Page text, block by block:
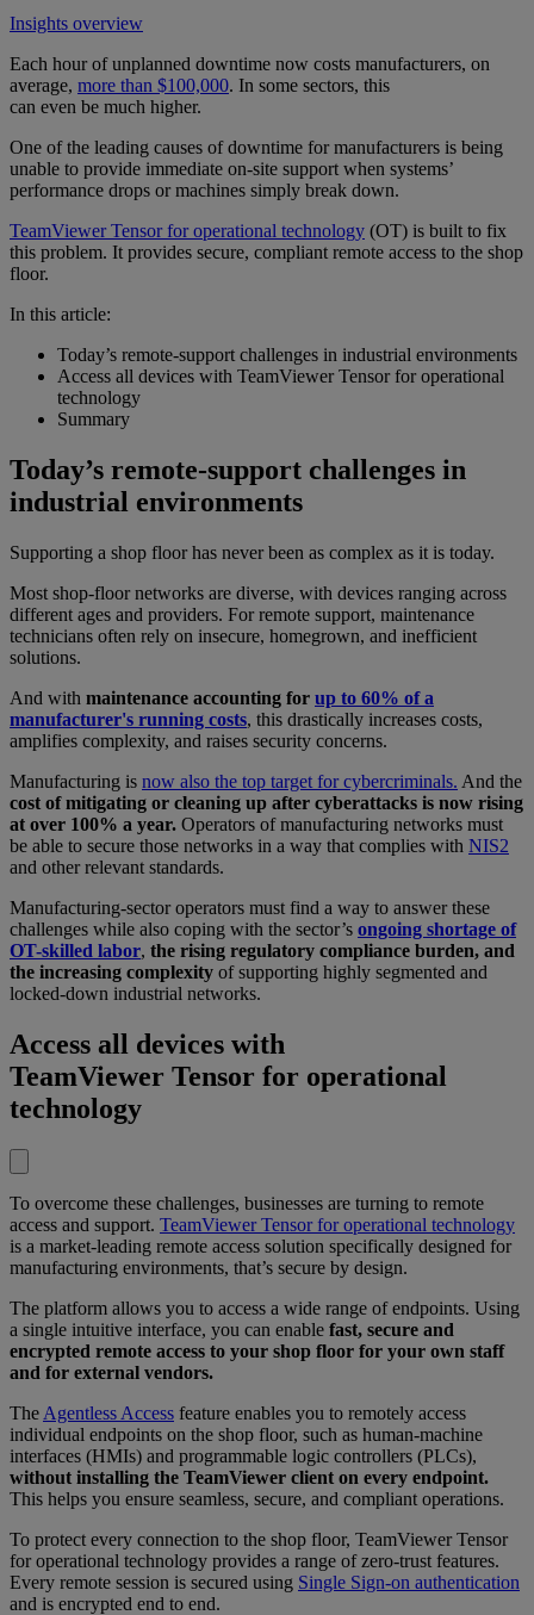
Insights overview
Each hour of unplanned downtime now costs manufacturers, on
average, more than $100,000. In some sectors, this
can even be much higher.
One of the leading causes of downtime for manufacturers is being
unable to provide immediate on-site support when systems’
performance drops or machines simply break down.
TeamViewer Tensor for operational technology (OT) is built to fix
this problem. It provides secure, compliant remote access to the shop
floor.
In this article:
Today’s remote-support challenges in industrial environments
Access all devices with TeamViewer Tensor for operational
technology
Summary
Today’s remote-support challenges in
industrial environments
Supporting a shop floor has never been as complex as it is today.
Most shop-floor networks are diverse, with devices ranging across
different ages and providers. For remote support, maintenance
technicians often rely on insecure, homegrown, and inefficient
solutions.
And with maintenance accounting for up to 60% of a
manufacturer's running costs, this drastically increases costs,
amplifies complexity, and raises security concerns.
Manufacturing is now also the top target for cybercriminals. And the
cost of mitigating or cleaning up after cyberattacks is now rising
at over 100% a year. Operators of manufacturing networks must
be able to secure those networks in a way that complies with NIS2
and other relevant standards.
Manufacturing-sector operators must find a way to answer these
challenges while also coping with the sector’s ongoing shortage of
OT-skilled labor, the rising regulatory compliance burden, and
the increasing complexity of supporting highly segmented and
locked-down industrial networks.
Access all devices with
TeamViewer Tensor for operational
technology
To overcome these challenges, businesses are turning to remote
access and support. TeamViewer Tensor for operational technology
is a market-leading remote access solution specifically designed for
manufacturing environments, that’s secure by design.
The platform allows you to access a wide range of endpoints. Using
a single intuitive interface, you can enable fast, secure and
encrypted remote access to your shop floor for your own staff
and for external vendors.
The Agentless Access feature enables you to remotely access
individual endpoints on the shop floor, such as human-machine
interfaces (HMIs) and programmable logic controllers (PLCs),
without installing the TeamViewer client on every endpoint.
This helps you ensure seamless, secure, and compliant operations.
To protect every connection to the shop floor, TeamViewer Tensor
for operational technology provides a range of zero-trust features.
Every remote session is secured using Single Sign-on authentication
and is encrypted end to end.